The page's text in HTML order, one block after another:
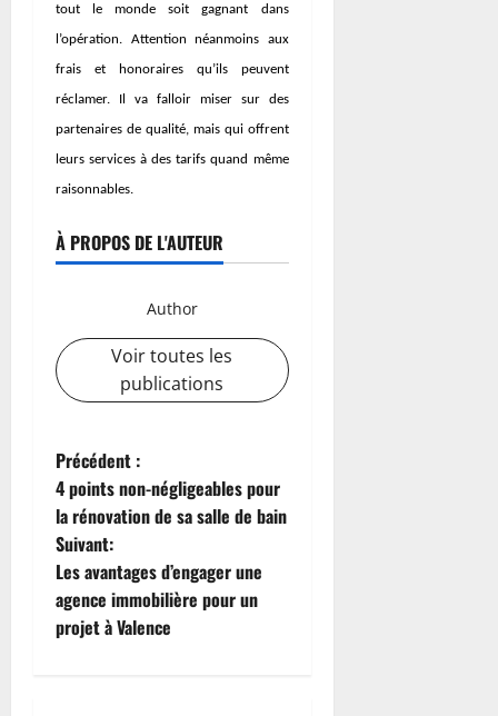
tout le monde soit gagnant dans
l’opération. Attention néanmoins aux
frais et honoraires qu’ils peuvent
réclamer. Il va falloir miser sur des
partenaires de qualité, mais qui offrent
leurs services à des tarifs quand même
raisonnables.
À PROPOS DE L'AUTEUR
Author
Voir toutes les
publications
N
a
v
i
g
Précédent :
4 points non-négligeables pour
la rénovation de sa salle de bain
Suivant:
Les avantages d’engager une
agence immobilière pour un
projet à Valence